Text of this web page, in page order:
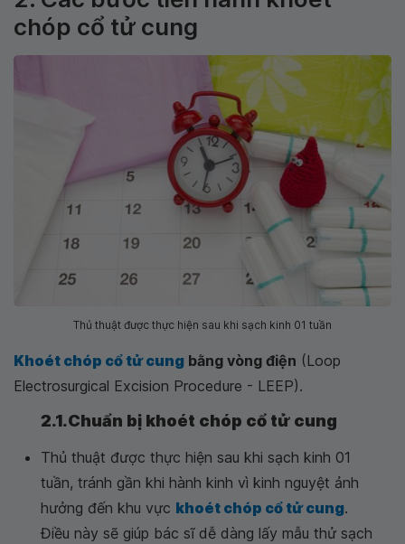
chóp cổ tử cung
Thủ thuật được thực hiện sau khi sạch kinh 01 tuần
Khoét chóp cổ tử cung bằng vòng điện (Loop
Electrosurgical Excision Procedure - LEEP).
2.1.Chuẩn bị khoét chóp cổ tử cung
Thủ thuật được thực hiện sau khi sạch kinh 01
tuần, tránh gần khi hành kinh vì kinh nguyệt ảnh
hưởng đến khu vực khoét chóp cổ tử cung.
Điều này sẽ giúp bác sĩ dễ dàng lấy mẫu thử sạch